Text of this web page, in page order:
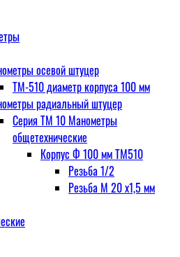
осевой штуцер
ТМ-510 диаметр корпуса 100 мм
радиальный штуцер
Серия ТМ 10 Манометры
общетехнические
Корпус Ф 100 мм ТМ510
Резьба 1/2
Резьба М 20 х1,5 мм